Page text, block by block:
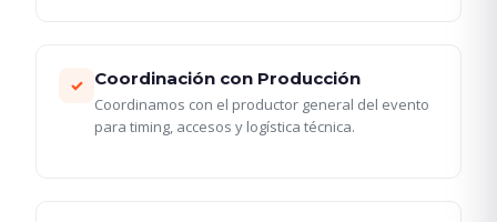
✓ Coordinación con Producción
Coordinamos con el productor general del evento
para timing, accesos y logística técnica.